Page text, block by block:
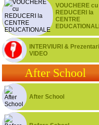
VOUCHERE cu
REDUCERI la
CENTRE
INTERVIURI & Prezentari
VIDEO
After School
After School